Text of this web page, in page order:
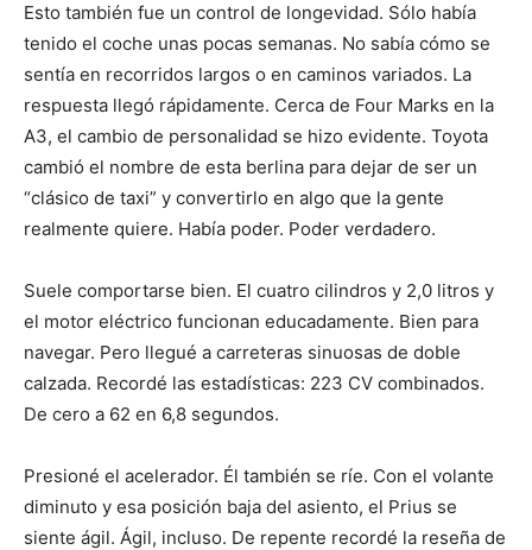
Esto también fue un control de longevidad. Sólo había
tenido el coche unas pocas semanas. No sabía cómo se
sentía en recorridos largos o en caminos variados. La
respuesta llegó rápidamente. Cerca de Four Marks en la
A3, el cambio de personalidad se hizo evidente. Toyota
cambió el nombre de esta berlina para dejar de ser un
“clásico de taxi” y convertirlo en algo que la gente
realmente quiere. Había poder. Poder verdadero.
Suele comportarse bien. El cuatro cilindros y 2,0 litros y
el motor eléctrico funcionan educadamente. Bien para
navegar. Pero llegué a carreteras sinuosas de doble
calzada. Recordé las estadísticas: 223 CV combinados.
De cero a 62 en 6,8 segundos.
Presioné el acelerador. Él también se ríe. Con el volante
diminuto y esa posición baja del asiento, el Prius se
siente ágil. Ágil, incluso. De repente recordé la reseña de